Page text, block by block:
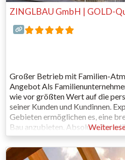
ZINGLBAU GmbH | GOLD-
Großer Betrieb mit Familien-
Angebot Als
wie vor größten Wert auf die
seiner Kunden und Kundinnen.
Gebieten ermöglichen es, eine
Bau anzubieten. Absolute
Betriebs-Atmosphäre und
weitere Eckpfeiler der
im Jahr 1994 steht die Firma